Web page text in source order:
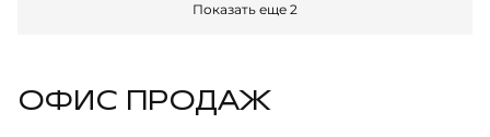
Показать еще 2
ОФИС ПРОДАЖ